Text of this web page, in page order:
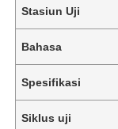
Stasiun Uji
Bahasa
Spesifikasi
Siklus uji